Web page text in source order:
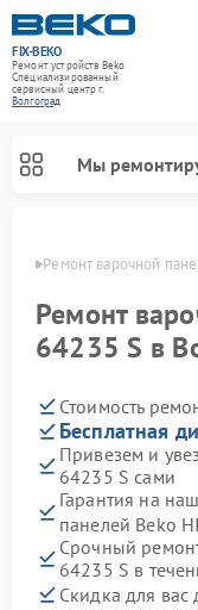
FIX-BEKO
Ремонт устройств Beko
Специализированный
cервисный центр г.
Волгоград
Мы
Ремонт варочной
Ремонт
64235 S в
Стоимость
Бесплатная
Привезем и
64235 S сами
Гарантия на
панелей Beko
Срочный
64235 S в
Скидка для вас